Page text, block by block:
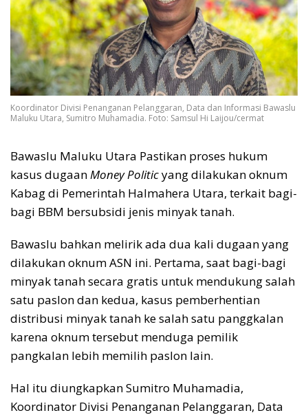
Koordinator Divisi Penanganan Pelanggaran, Data dan Informasi Bawaslu
Maluku Utara, Sumitro Muhamadia. Foto: Samsul Hi Laijou/cermat
Bawaslu Maluku Utara Pastikan proses hukum
kasus dugaanMoney Politicyang dilakukan oknum
Kabag di Pemerintah Halmahera Utara, terkait bagi-
bagi BBM bersubsidi jenis minyak tanah.
Bawaslu bahkan melirik ada dua kali dugaan yang
dilakukan oknum ASN ini. Pertama, saat bagi-bagi
minyak tanah secara gratis untuk mendukung salah
satu paslon dan kedua, kasus pemberhentian
distribusi minyak tanah ke salah satu panggkalan
karena oknum tersebut menduga pemilik
pangkalan lebih memilih paslon lain.
Hal itu diungkapkan Sumitro Muhamadia,
Koordinator Divisi Penanganan Pelanggaran, Data